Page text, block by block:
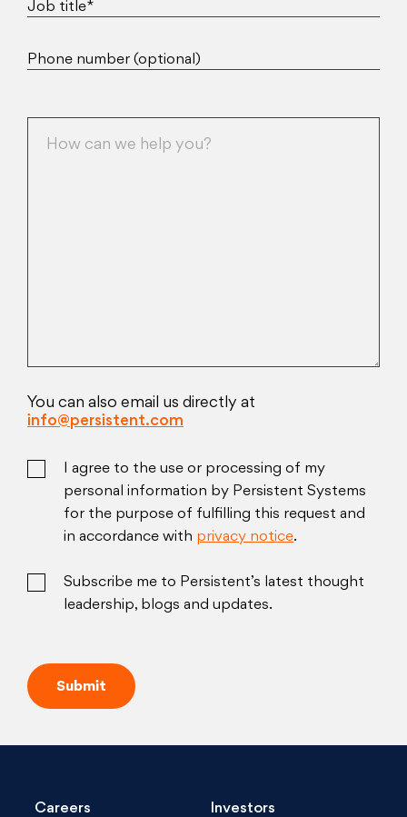
Job title*
Phone number (optional)
You can also email us directly at
info@persistent.com
I agree to the use or processing of my
personal information by Persistent Systems
for the purpose of fulfilling this request and
in accordance with privacy notice.
Subscribe me to Persistent’s latest thought
leadership, blogs and updates.
Careers Investors